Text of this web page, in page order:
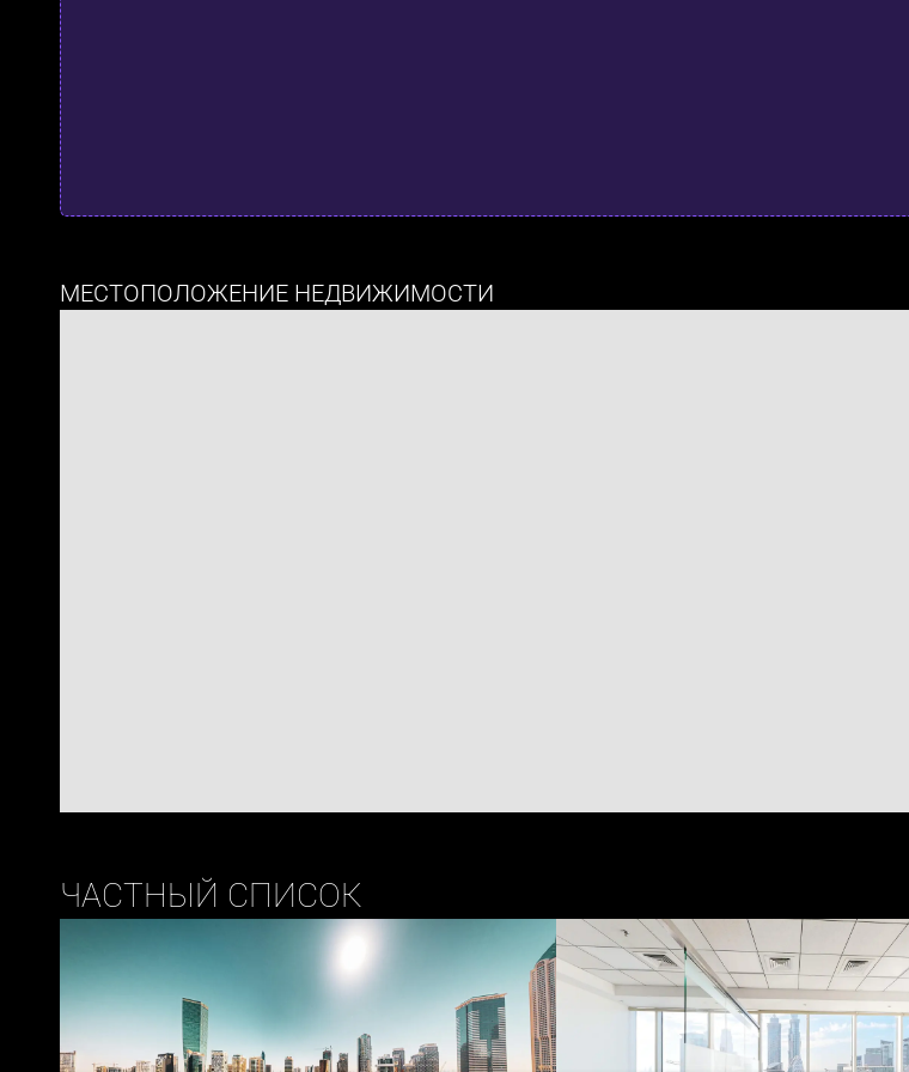
МЕСТОПОЛОЖЕНИЕ НЕДВИЖИМОСТИ
ЧАСТНЫЙ СПИСОК